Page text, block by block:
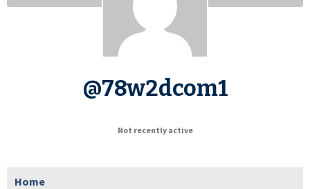
@78w2dcom1
Not recently active
Home